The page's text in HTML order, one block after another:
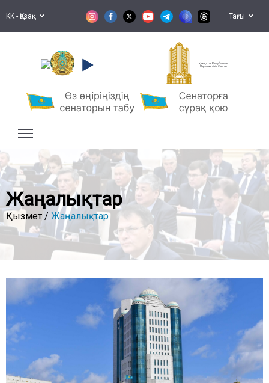
KK - Қазақ Тағы
Қазақстан Республикасы
Парламентінің Сенаты
Жаңалықтар
Қызмет / Жаңалықтар